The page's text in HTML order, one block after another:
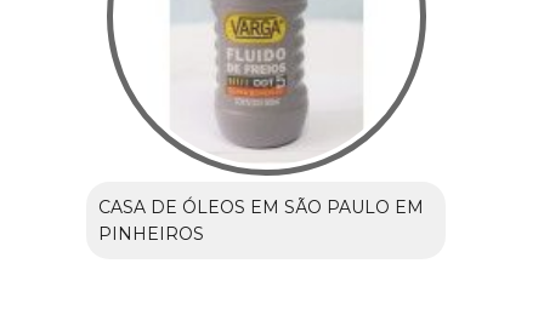
CASA DE ÓLEOS EM SÃO PAULO EM
PINHEIROS